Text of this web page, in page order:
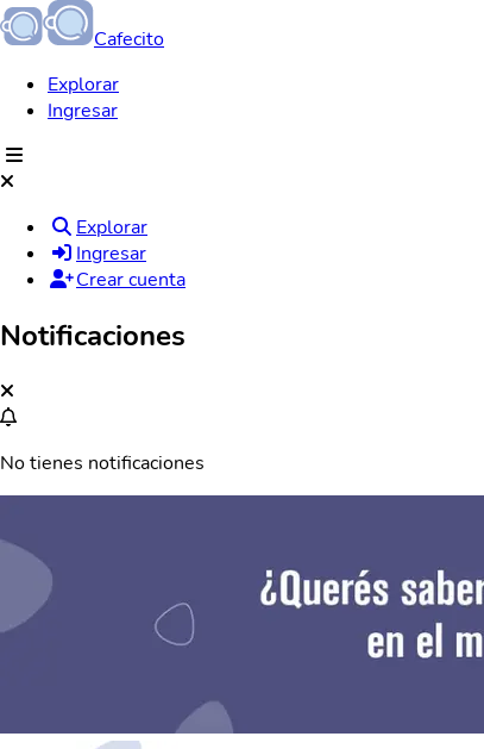
Cafecito
Explorar
Ingresar
Explorar
Ingresar
Crear cuenta
Notificaciones
No tienes notificaciones